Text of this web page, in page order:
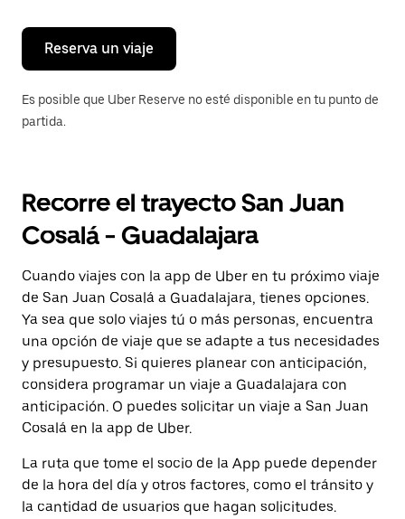
calendario.
Reserva un viaje
Es posible que Uber Reserve no esté disponible en tu punto de
partida.
Recorre el trayecto San Juan
Cosalá - Guadalajara
Cuando viajes con la app de Uber en tu próximo viaje
de San Juan Cosalá a Guadalajara, tienes opciones.
Ya sea que solo viajes tú o más personas, encuentra
una opción de viaje que se adapte a tus necesidades
y presupuesto. Si quieres planear con anticipación,
considera programar un viaje a Guadalajara con
anticipación. O puedes solicitar un viaje a San Juan
Cosalá en la app de Uber.
La ruta que tome el socio de la App puede depender
de la hora del día y otros factores, como el tránsito y
la cantidad de usuarios que hagan solicitudes.